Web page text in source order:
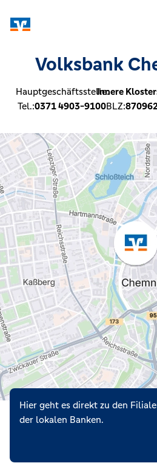
Volksbank
Hauptgeschäftsstelle:Innere
Tel.:0371 4903-9100BLZ:
Hier geht es direkt zu den
der lokalen Banken.